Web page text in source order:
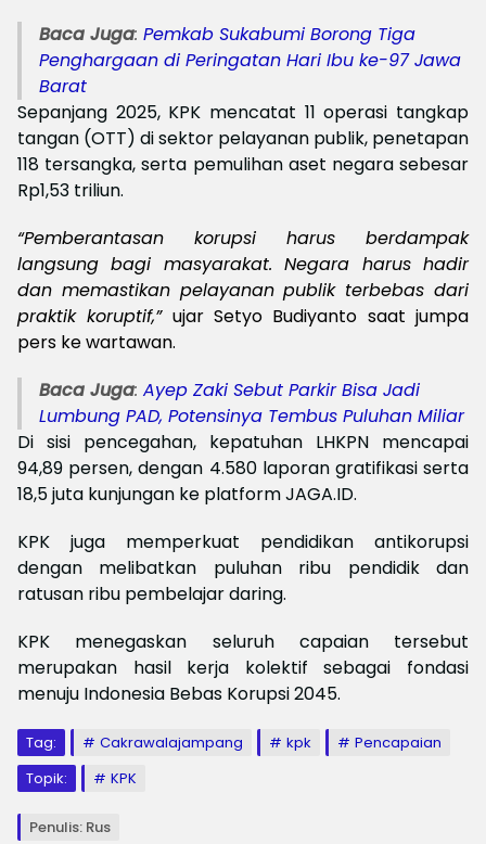
Baca Juga: Pemkab Sukabumi Borong Tiga
Penghargaan di Peringatan Hari Ibu ke-97 Jawa
Barat
Sepanjang 2025, KPK mencatat 11 operasi tangkap
tangan (OTT) di sektor pelayanan publik, penetapan
118 tersangka, serta pemulihan aset negara sebesar
Rp1,53 triliun.
“Pemberantasan korupsi harus berdampak
langsung bagi masyarakat. Negara harus hadir
dan memastikan pelayanan publik terbebas dari
praktik koruptif,”ujar Setyo Budiyanto saat jumpa
pers ke wartawan.
Baca Juga: Ayep Zaki Sebut Parkir Bisa Jadi
Lumbung PAD, Potensinya Tembus Puluhan Miliar‎
Di sisi pencegahan, kepatuhan LHKPN mencapai
94,89 persen, dengan 4.580 laporan gratifikasi serta
18,5 juta kunjungan ke platform JAGA.ID.
KPK juga memperkuat pendidikan antikorupsi
dengan melibatkan puluhan ribu pendidik dan
ratusan ribu pembelajar daring.
KPK menegaskan seluruh capaian tersebut
merupakan hasil kerja kolektif sebagai fondasi
menuju Indonesia Bebas Korupsi 2045.
Tag: Cakrawalajampang kpk
Pencapaian
Topik:
KPK
Penulis: Rus